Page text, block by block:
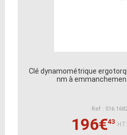
Clé dynamométrique
nm à
Ref :
196€43